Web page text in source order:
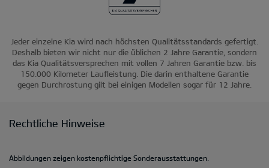
Jeder einzelne Kia wird nach höchsten Qualitätsstandards gefertigt.
Deshalb bieten wir nicht nur die üblichen 2 Jahre Garantie, sondern
das Kia Qualitätsversprechen mit vollen 7 Jahren Garantie bzw. bis
150.000 Kilometer Laufleistung. Die darin enthaltene Garantie
gegen Durchrostung gilt bei einigen Modellen sogar für 12 Jahre.
Rechtliche Hinweise
Abbildungen zeigen kostenpflichtige Sonderausstattungen.